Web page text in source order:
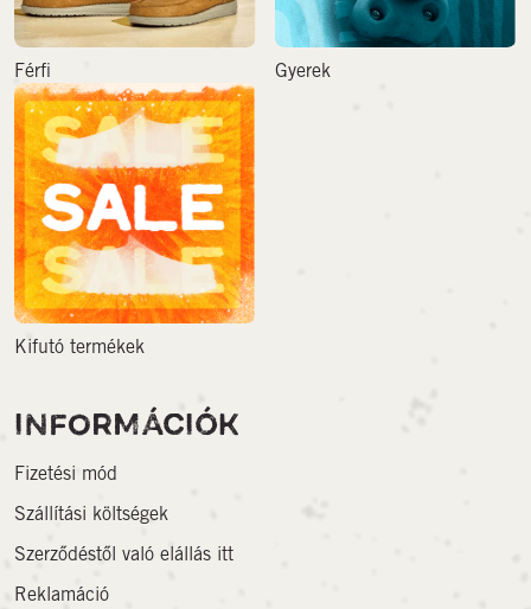
Férfi Gyerek
Kifutó termékek
INFORMÁCIÓK
Fizetési mód
Szállítási költségek
Szerződéstől való elállás itt
Reklamáció